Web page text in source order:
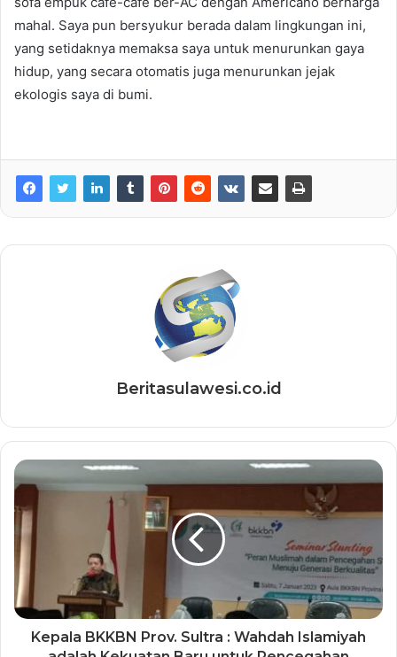
mahal. Saya pun bersyukur berada dalam lingkungan ini,
yang setidaknya memaksa saya untuk menurunkan gaya
hidup, yang secara otomatis juga menurunkan jejak
ekologis saya di bumi.
Beritasulawesi.co.id
Kepala BKKBN Prov. Sultra : Wahdah Islamiyah